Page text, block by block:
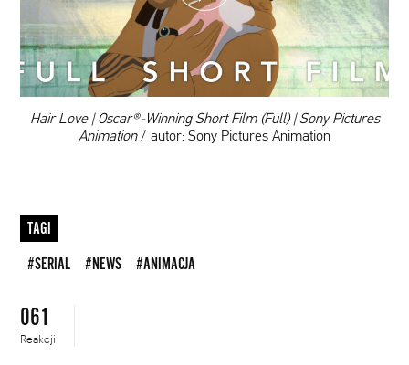
00:00
Hair Love | Oscar®-Winning Short Film (Full) | Sony Pictures
Animation/ autor: Sony Pictures Animation
DODAJ TEN FILM DO PLAYLISTY
TAGI
#SERIAL #NEWS #ANIMACJA
061
Reakcji